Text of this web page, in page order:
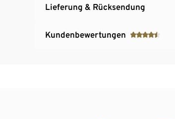
Lieferung & Rücksendung
Kundenbewertungen